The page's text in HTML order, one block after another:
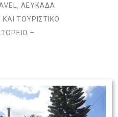
ΛΕΥΚΑΔΑ
ΚΑΙ ΤΟΥΡΙΣΤΙΚΟ
–